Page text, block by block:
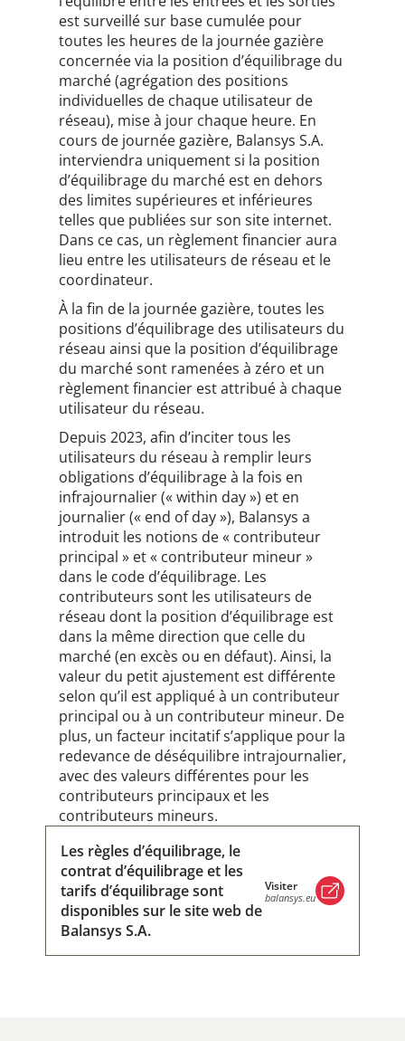
est surveillé sur base cumulée pour
toutes les heures de la journée gazière
concernée via la position d’équilibrage du
marché (agrégation des positions
individuelles de chaque utilisateur de
réseau), mise à jour chaque heure. En
cours de journée gazière, Balansys S.A.
interviendra uniquement si la position
d’équilibrage du marché est en dehors
des limites supérieures et inférieures
telles que publiées sur son site internet.
Dans ce cas, un règlement financier aura
lieu entre les utilisateurs de réseau et le
coordinateur.
À la fin de la journée gazière, toutes les
positions d’équilibrage des utilisateurs du
réseau ainsi que la position d’équilibrage
du marché sont ramenées à zéro et un
règlement financier est attribué à chaque
utilisateur du réseau.
Depuis 2023, afin d’inciter tous les
utilisateurs du réseau à remplir leurs
obligations d’équilibrage à la fois en
infrajournalier (« within day ») et en
journalier (« end of day »), Balansys a
introduit les notions de « contributeur
principal » et « contributeur mineur »
dans le code d’équilibrage. Les
contributeurs sont les utilisateurs de
réseau dont la position d’équilibrage est
dans la même direction que celle du
marché (en excès ou en défaut). Ainsi, la
valeur du petit ajustement est différente
selon qu’il est appliqué à un contributeur
principal ou à un contributeur mineur. De
plus, un facteur incitatif s’applique pour la
redevance de déséquilibre intrajournalier,
avec des valeurs différentes pour les
contributeurs principaux et les
contributeurs mineurs.
Les règles d’équilibrage, le
contrat d’équilibrage et les
tarifs d’équilibrage sont
disponibles sur le site web de
Balansys S.A.
Visiter
balansys.eu